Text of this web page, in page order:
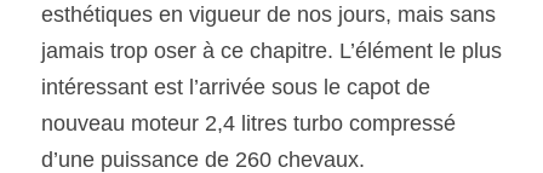
esthétiques en vigueur de nos jours, mais sans
jamais trop oser à ce chapitre. L’élément le plus
intéressant est l’arrivée sous le capot de
nouveau moteur 2,4 litres turbo compressé
d’une puissance de 260 chevaux.